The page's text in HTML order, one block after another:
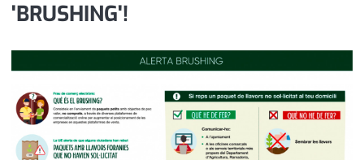
esports
medi ambient
opinió
telèfons
calendari
'BRUSHING'!